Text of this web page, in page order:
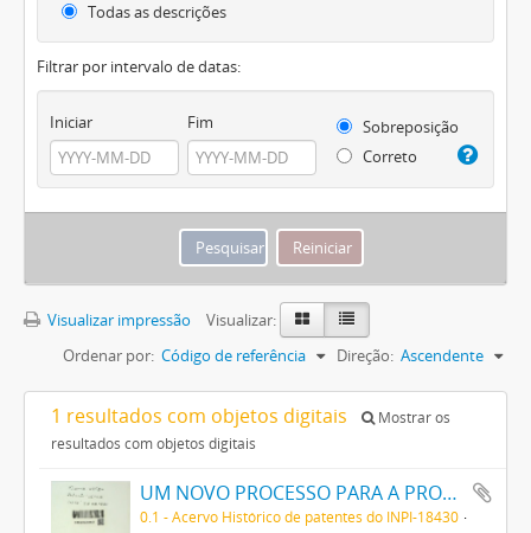
Todas as descrições
Filtrar por intervalo de datas:
Iniciar Fim
Sobreposição
Correto
Visualizar impressão
Visualizar:
Ordenar por: Código de referência Direção: Ascendente
1 resultados com objetos digitais
Mostrar os
resultados com objetos digitais
UM NOVO PROCESSO PARA A PRODUCÇÃO DE GAZES COMBUSTIVEIS
0.1 - Acervo Histórico de patentes do INPI-18430